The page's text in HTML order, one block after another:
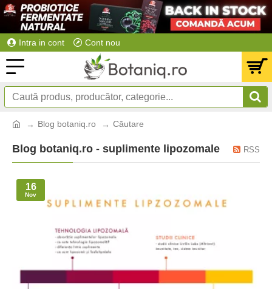
Intra in cont Cont nou
Blog botaniq.ro Căutare
Blog botaniq.ro - suplimente lipozomale RSS
16
Nov